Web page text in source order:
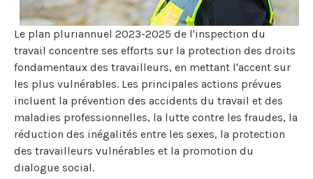
Le plan pluriannuel 2023-2025 de l'inspection du
travail concentre ses efforts sur la protection des droits
fondamentaux des travailleurs, en mettant l'accent sur
les plus vulnérables. Les principales actions prévues
incluent la prévention des accidents du travail et des
maladies professionnelles, la lutte contre les fraudes, la
réduction des inégalités entre les sexes, la protection
des travailleurs vulnérables et la promotion du
dialogue social.